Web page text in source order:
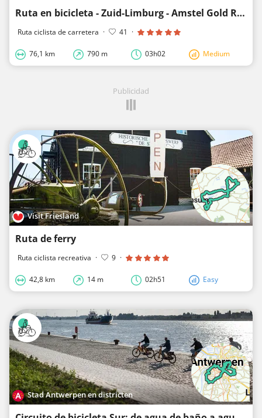
Ruta en bicicleta - Zuid-Limburg - Amstel Gold Race-Lus 3
Ruta ciclista de carretera · 41 ·
76,1 km 790 m 03h02 Medium
Publicidad
Visit Friesland
Ruta de ferry
Ruta ciclista recreativa · 9 ·
42,8 km 14 m 02h51 Easy
Stad Antwerpen en districten